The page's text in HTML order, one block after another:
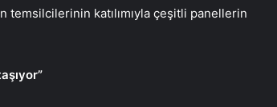
katılımıyla çeşitli panellerin